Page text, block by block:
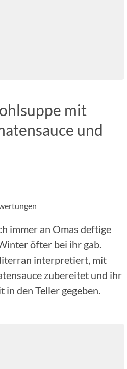
mit
und
immer an Omas deftige
öfter bei ihr gab.
interpretiert, mit
zubereitet und ihr
in den Teller gegeben.